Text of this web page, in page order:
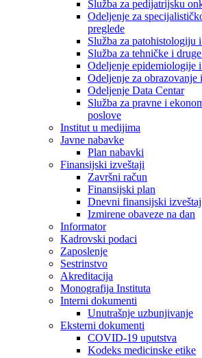
Služba za pedijatrijsku
Odeljenje za
preglede
Služba za patohistologiju
Služba za tehničke i
Odeljenje epidemiologije
Odeljenje za obrazovanje
Odeljenje Data Centar
Služba za pravne i
poslove
Institut u medijima
Javne nabavke
Plan nabavki
Finansijski izveštaji
Završni račun
Finansijski plan
Dnevni finansijski izveštaj
Izmirene obaveze na dan
Informator
Kadrovski podaci
Zaposlenje
Sestrinstvo
Akreditacija
Monografija Instituta
Interni dokumenti
Unutrašnje uzbunjivanje
Eksterni dokumenti
COVID-19 uputstva
Kodeks medicinske etike